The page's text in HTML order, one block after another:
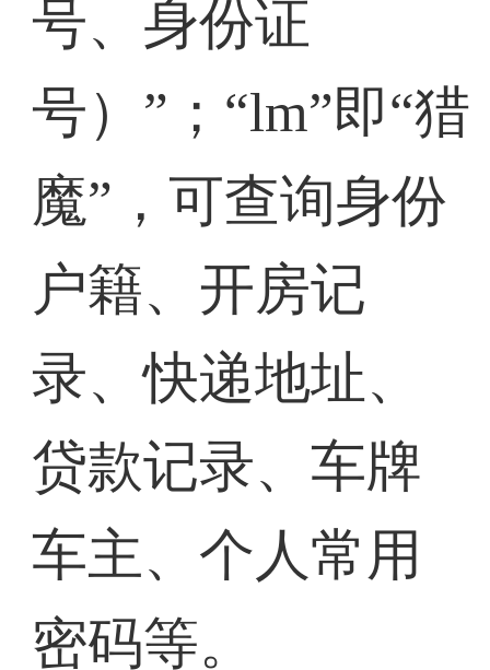
号、身份证
号）”；“lm”即“猎
魔”，可查询身份
户籍、开房记
录、快递地址、
贷款记录、车牌
车主、个人常用
密码等。